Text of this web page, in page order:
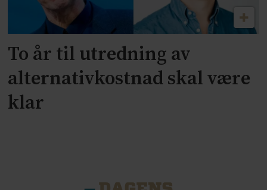
To år til utredning av
alternativkostnad skal være
klar